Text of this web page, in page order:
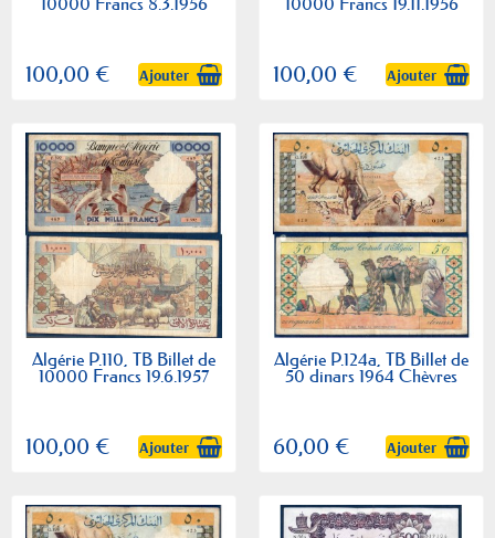
100,00 € Ajouter 100,00 € Ajouter
Algérie P.110, TB Billet de
10000 Francs 19.6.1957
100,00 € Ajouter
Algérie P.124a, TB Billet de
50 dinars 1964 Chèvres
60,00 € Ajouter